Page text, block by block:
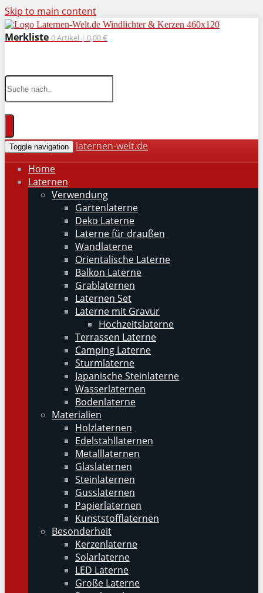
Skip to main content
Merkliste 0Artikel | 0,00 €
Toggle navigation
laternen-welt.de
Home
Laternen
Verwendung
Gartenlaterne
Deko Laterne
Laterne für draußen
Wandlaterne
Orientalische Laterne
Balkon Laterne
Grablaternen
Laternen Set
Laterne mit Gravur
Hochzeitslaterne
Terrassen Laterne
Camping Laterne
Sturmlaterne
Japanische Steinlaterne
Wasserlaternen
Bodenlaterne
Materialien
Holzlaternen
Edelstahllaternen
Metalllaternen
Glaslaternen
Steinlaternen
Gusslaternen
Papierlaternen
Kunststofflaternen
Besonderheit
Kerzenlaterne
Solarlaterne
LED Laterne
Große Laterne